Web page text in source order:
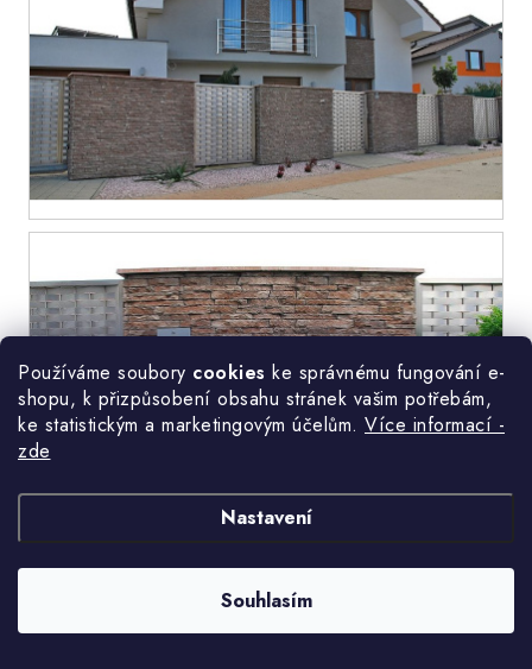
Používáme soubory cookies ke správnému fungování e-
shopu, k přizpůsobení obsahu stránek vašim potřebám,
ke statistickým a marketingovým účelům. Více informací -
zde
Nastavení
Souhlasím